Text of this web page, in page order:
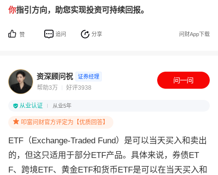
你指引方向，助您实现投资可持续回报。
赞 追问 分享 问财App下载
资深顾问祝 证券经理
帮助3万 好评3938
从业认证 从业5年
叩富问财官方评定为【优质回答】
ETF（Exchange-Traded Fund）是可以当天买入和卖出
的，但这只适用于部分ETF产品。具体来说，券债ET
F、跨境ETF、黄金ETF和货币ETF是可以在当天买入和